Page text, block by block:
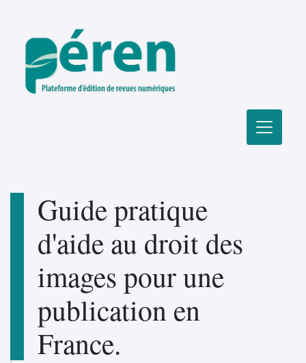
Guide pratique
d'aide au droit des
images pour une
publication en
France.